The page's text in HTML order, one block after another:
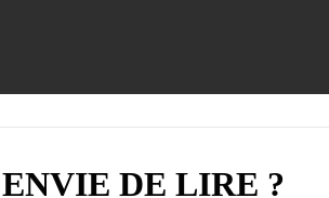
ENVIE DE LIRE ?